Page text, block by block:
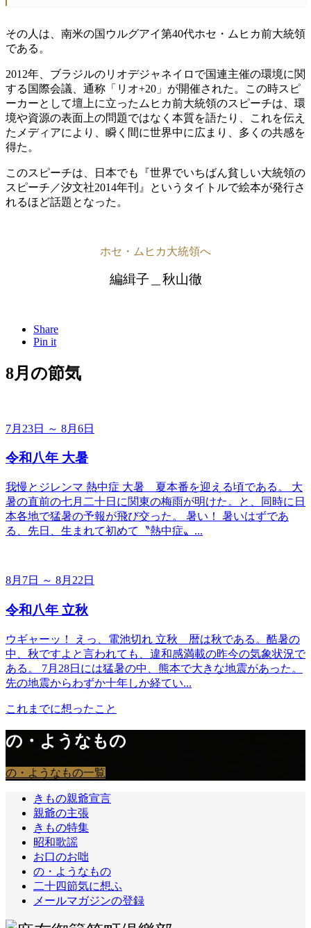
その人は、南米の国ウルグアイ第40代ホセ・ムヒカ前大統領
である。
2012年、ブラジルのリオデジャネイロで国連主催の環境に関
する国際会議、通称「リオ+20」が開催された。この時スピ
ーカーとして壇上に立ったムヒカ前大統領のスピーチは、環
境や資源の表面上の問題ではなく本質を語たり、これを伝え
たメディアにより、瞬く間に世界中に広まり、多くの共感を
得た。
このスピーチは、日本でも『世界でいちばん貧しい大統領の
スピーチ／汐文社2014年刊』というタイトルで絵本が発行さ
れるほど話題となった。
ホセ・ムヒカ大統領へ
編緝子＿秋山徹
Share
Pin it
8月の節気
7月23日 ～ 8月6日
令和八年 大暑
我慢とジレンマ 熱中症 大暑＿夏本番を迎える頃である。 大
暑の直前の七月二十日に関東の梅雨が明けた。と、同時に日
本各地で猛暑の予報が飛び交った。 暑い！ 暑いはずであ
る、先日、生まれて初めて〝熱中症〟...
8月7日 ～ 8月22日
令和八年 立秋
ウギャーッ！ えっ、電池切れ 立秋＿暦は秋である。酷暑の
中、秋ですよと言われても、違和感満載の昨今の気象状況で
ある。 7月28日には猛暑の中、熊本で大きな地震があった。
先の地震からわずか十年しか経てい...
これまでに想ったこと
の・ようなもの
の・ようなもの一覧
きもの親爺宣言
親爺の主張
きもの特集
昭和歌謡
お口のお咄
の・ようなもの
二十四節気に想ふ
メールマガジンの登録